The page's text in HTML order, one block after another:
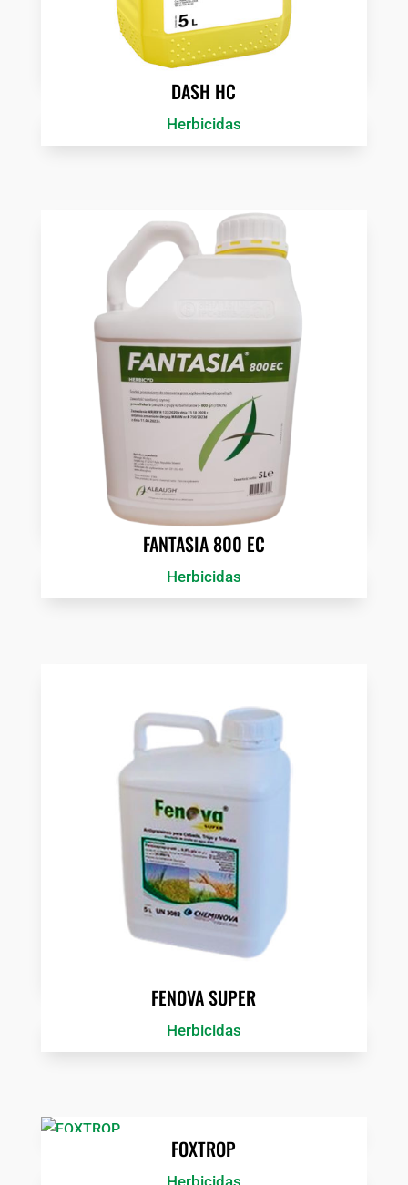
DASH HC
Herbicidas
FANTASIA 800 EC
Herbicidas
FENOVA SUPER
Herbicidas
FOXTROP